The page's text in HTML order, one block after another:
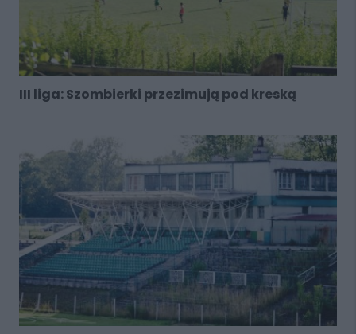
III liga: Szombierki przezimują pod kreską